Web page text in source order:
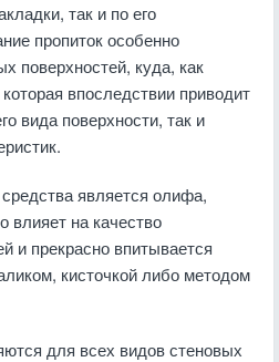
так и по его
пропиток особенно
поверхностей, куда, как
впоследствии приводит
вида поверхности, так и
является олифа,
влияет на качество
и прекрасно впитывается
кисточкой либо методом
для всех видов стеновых